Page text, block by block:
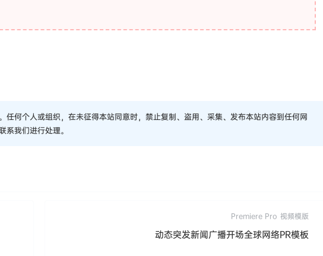
何个人或组织，在未征得本站同意时，禁止复制、盗用、采集、发布本站内容到任何网
我们进行处理。
Premiere Pro 视频模版
动态突发新闻广播开场全球网络PR模板